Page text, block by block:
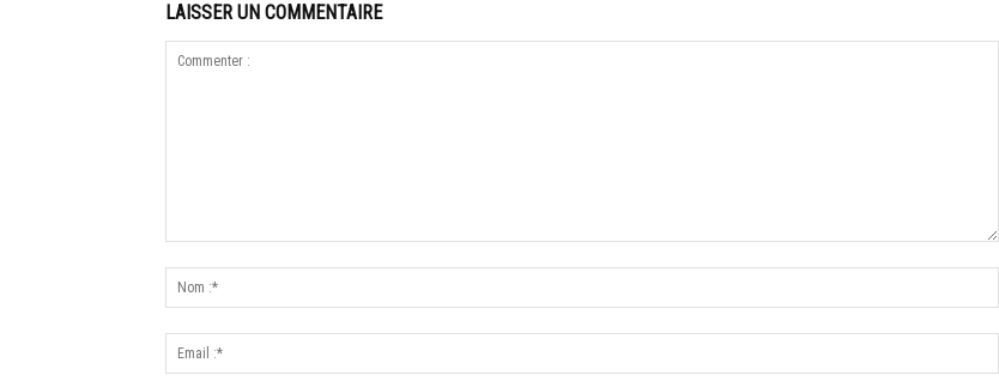
LAISSER UN COMMENTAIRE